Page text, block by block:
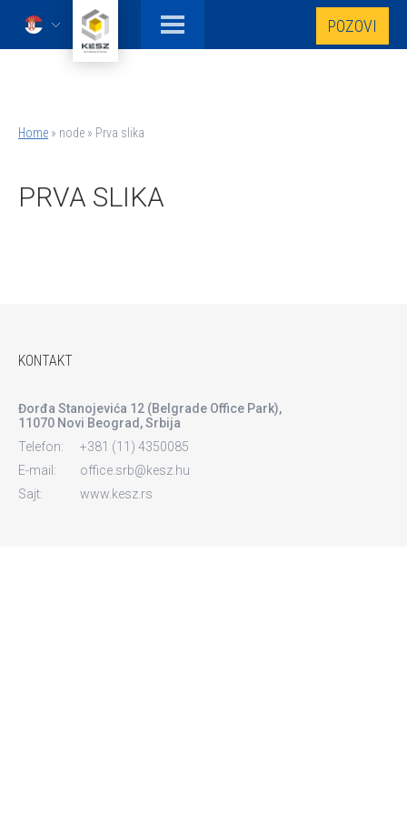
POZOVI
Home node Prva slika
PRVA SLIKA
KONTAKT
Đorđa Stanojevića 12 (Belgrade Office Park),
11070 Novi Beograd, Srbija
Telefon:
+381 (11) 4350085
E-mail:
office.srb@kesz.hu
Sajt:
www.kesz.rs